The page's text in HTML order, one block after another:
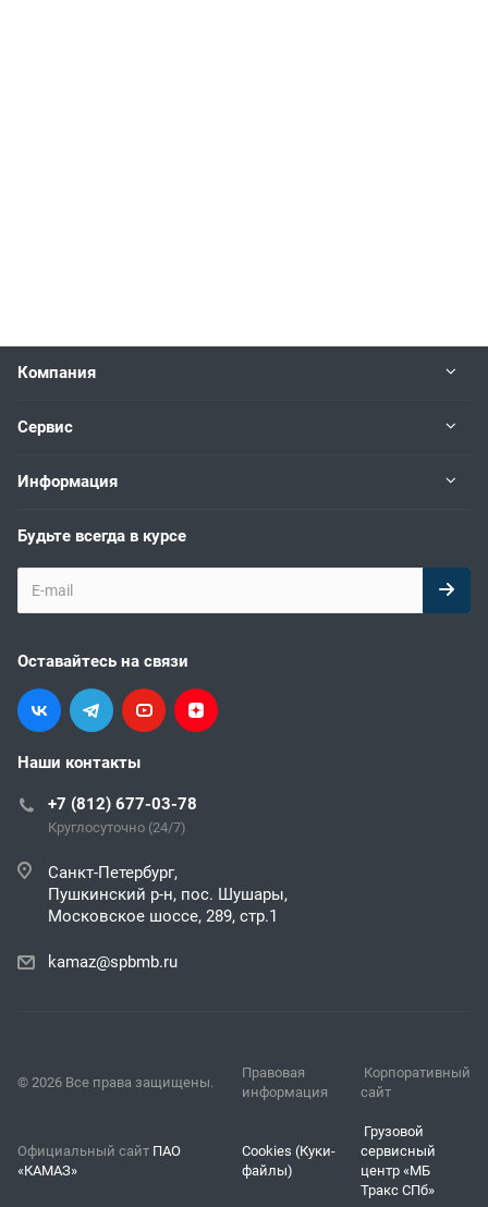
Компания
Сервис
Информация
Будьте всегда в курсе
Оставайтесь на связи
Наши контакты
+7 (812) 677-03-78
Круглосуточно (24/7)
Санкт-Петербург,
Пушкинский р-н, пос. Шушары,
Московское шоссе, 289, стр.1
kamaz@spbmb.ru
© 2026 Все права защищены.
Правовая
информация
Корпоративный
сайт
Официальный сайт ПАО
«КАМАЗ»
Cookies (Куки-
файлы)
Грузовой
сервисный
центр «МБ
Тракс СПб»